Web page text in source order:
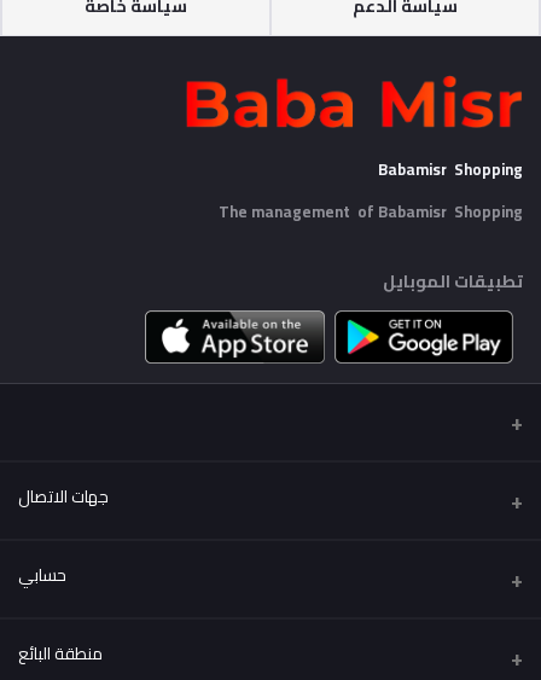
سياسة الدعم سياسة خاصة
Babamisr Shopping
The management of Babamisr Shopping
تطبيقات الموبايل
جهات الاتصال
عنوان
Babamisr Shopping
هاتف
حسابي
تسجيل الدخول
منطقة البائع